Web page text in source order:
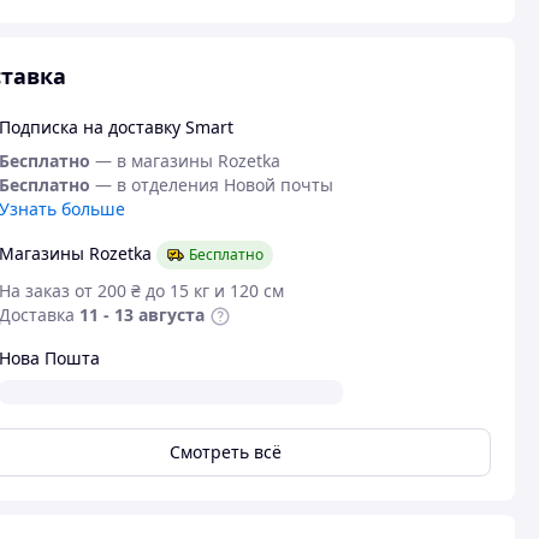
на доставку Smart
— в магазины Rozetka
— в отделения Новой почты
больше
Rozetka
Бесплатно
заказ от 200 ₴ до 15 кг и 120 см
11 - 13 августа
Пошта
Смотреть всё